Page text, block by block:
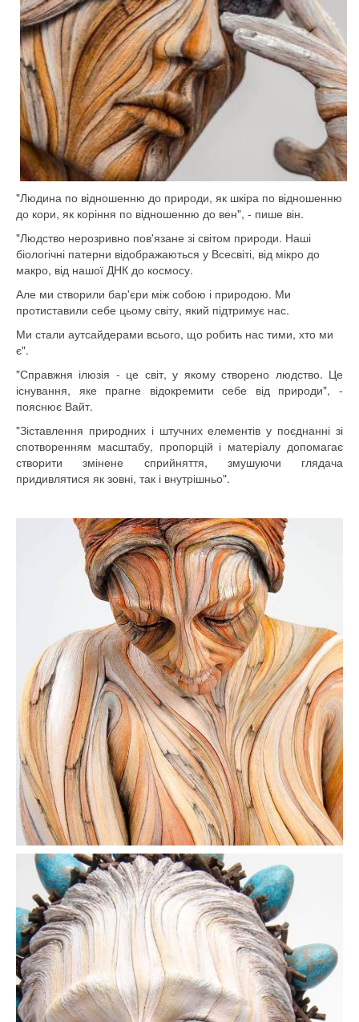
"Людина по відношенню до природи, як шкіра по відношенню
до кори, як коріння по відношенню до вен", - пише він.
"Людство нерозривно пов'язане зі світом природи. Наші
біологічні патерни відображаються у Всесвіті, від мікро до
макро, від нашої ДНК до космосу.
Але ми створили бар'єри між собою і природою. Ми
протиставили себе цьому світу, який підтримує нас.
Ми стали аутсайдерами всього, що робить нас тими, хто ми
є".
"Справжня ілюзія - це світ, у якому створено людство. Це
існування, яке прагне відокремити себе від природи", -
пояснює Вайт.
"Зіставлення природних і штучних елементів у поєднанні зі
спотворенням масштабу, пропорцій і матеріалу допомагає
створити змінене сприйняття, змушуючи глядача
придивлятися як зовні, так і внутрішньо".